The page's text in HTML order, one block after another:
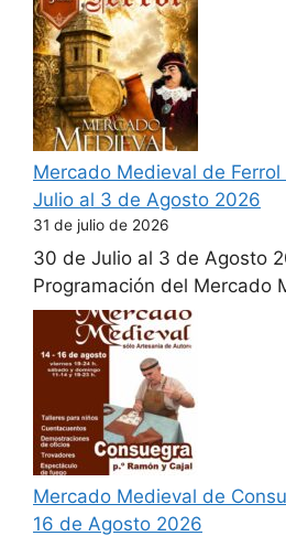
Mercado Medieval de
Julio al 3 de Agosto 2026
31 de julio de 2026
30 de Julio al 3 de Agosto
Programación del Mercado
Mercado Medieval de
16 de Agosto 2026